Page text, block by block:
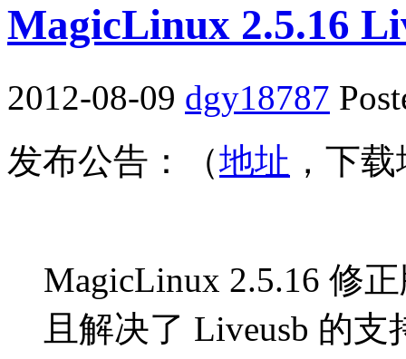
MagicLinux 2.5.16
2012-08-09 dgy18787
发布公告：（地址 ，下
MagicLinux 2.5.16 修
且解决了 Liveusb 的支